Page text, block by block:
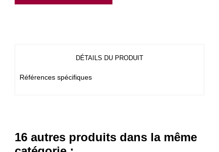
DÉTAILS DU PRODUIT
Références spécifiques
16 autres produits dans la même